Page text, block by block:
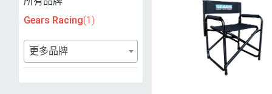
Gears Racing(1)
更多品牌